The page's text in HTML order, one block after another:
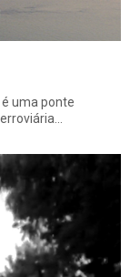
uma ponte